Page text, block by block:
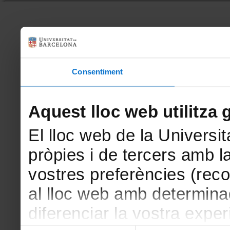
Consentiment
Aquest lloc web utilitza
El lloc web de la
pròpies i de tercers amb
vostres preferències
al lloc web amb
diferenciar la vostra